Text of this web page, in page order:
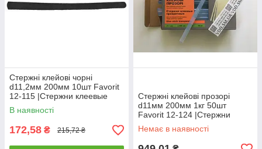
Стержні клейові чорні
d11,2мм 200мм 10шт Favorit
12-115 |Стержни клеевые
прозрачные
В наявності
172,58 ₴ 215,72 ₴
Стержні клейові прозорі
d11мм 200мм 1кг 50шт
Favorit 12-124 |Стержни
клеевые прозрачные d11мм
200мм 1кг 50шт Favorit
Немає в наявності